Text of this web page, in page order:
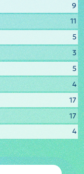
9
11
5
3
5
4
17
17
4